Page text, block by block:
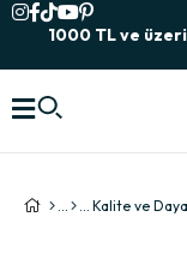
1000 TL ve